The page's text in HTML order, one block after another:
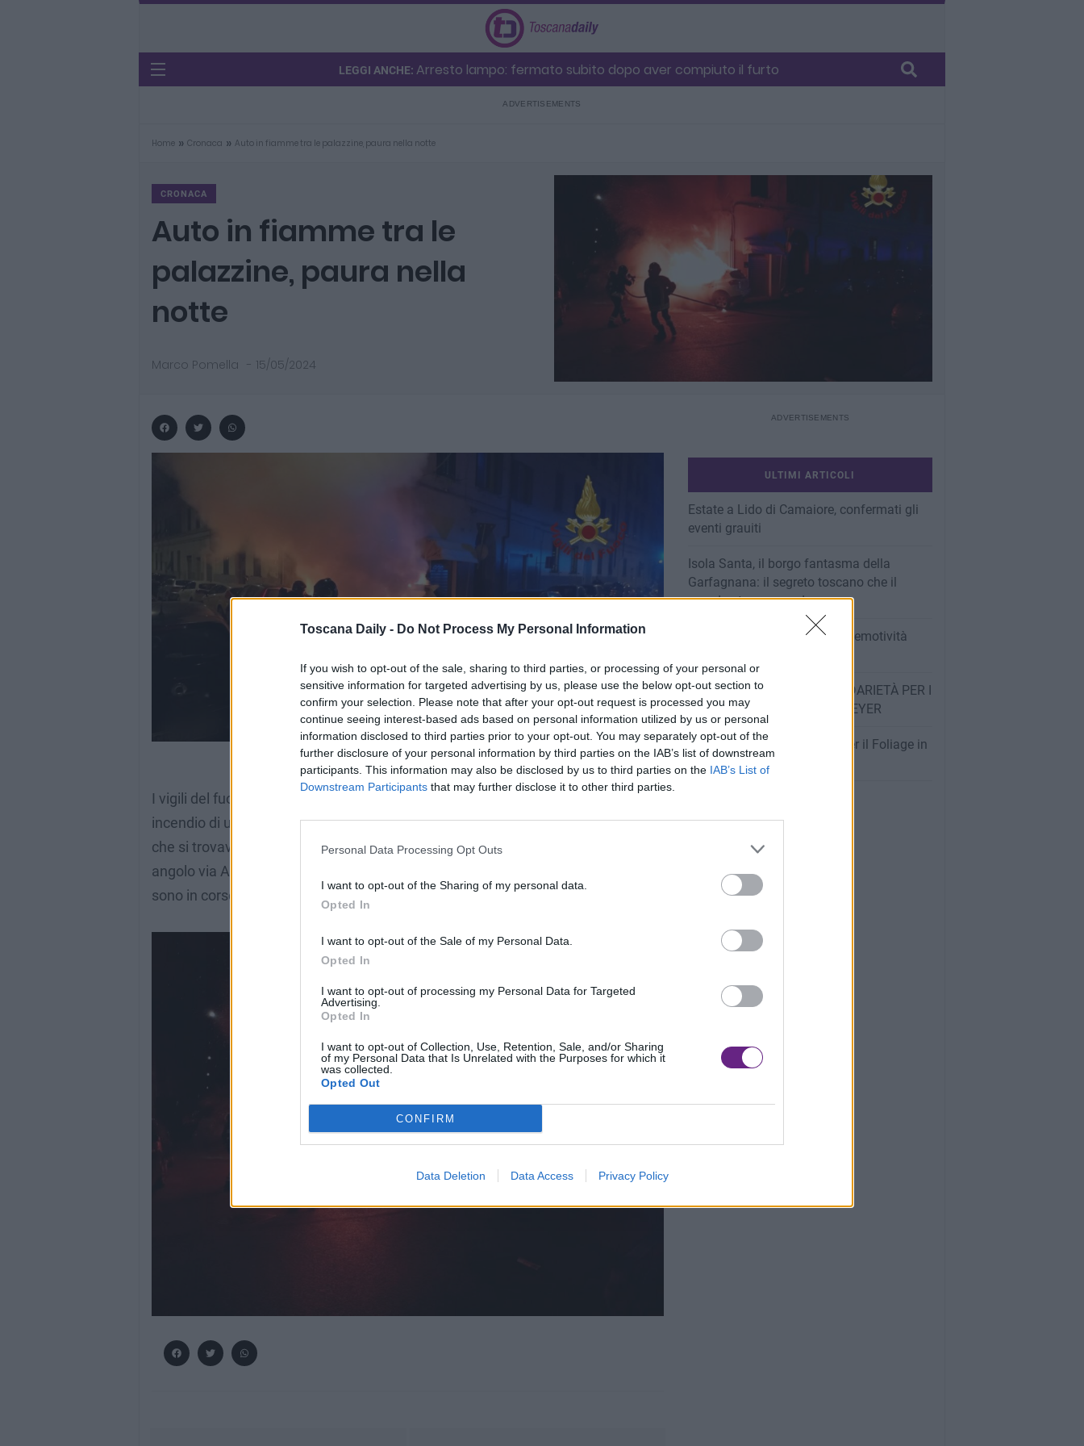
Toscana Daily - Do Not Process My Personal Information
If you wish to opt-out of the sale, sharing to third parties, or processing of your personal or
sensitive information for targeted advertising by us, please use the below opt-out section to
confirm your selection. Please note that after your opt-out request is processed you may
continue seeing interest-based ads based on personal information utilized by us or personal
information disclosed to third parties prior to your opt-out. You may separately opt-out of the
further disclosure of your personal information by third parties on the IAB’s list of downstream
participants. This information may also be disclosed by us to third parties on the IAB’s List of
Downstream Participants that may further disclose it to other third parties.
Personal Data Processing Opt Outs
I want to opt-out of the Sharing of my personal data.
Opted In
I want to opt-out of the Sale of my Personal Data.
Opted In
I want to opt-out of processing my Personal Data for Targeted
Advertising.
Opted In
I want to opt-out of Collection, Use, Retention, Sale, and/or Sharing
of my Personal Data that Is Unrelated with the Purposes for which it
was collected.
Opted Out
CONFIRM
Data Deletion Data Access Privacy Policy
LEGGI ANCHE: Arresto lampo: fermato subito dopo aver compiuto il furto
Home » Cronaca » Auto in fiamme tra le palazzine, paura nella notte
CRONACA
Auto in fiamme tra le
palazzine, paura nella
notte
Marco Pomella - 15/05/2024
I vigili del fuoco del comando di Livorno sono intervenuti intorno alle 3.30 per un
incendio di un’autovettura tra i palazzi. Le fiamme hanno poi coinvolto altre due
che si trovavano nelle vicinanze. L’incendio è avvenuto a Livorno in via del Leone
angolo via Adriana. Non risultano persone coinvolte, mentre le cause del rogo
sono in corso di accertamento.
ULTIMI ARTICOLI
Estate a Lido di Camaiore, confermati gli
eventi grauiti
Isola Santa, il borgo fantasma della
Garfagnana: il segreto toscano che il
mondo sta scoprendo
Investimenti: tenere lontana l’emotività
BISTROT BUONIAMICI, SOLIDARIETÀ PER I
BAMBINI DELL’OSPEDALE MEYER
I 7 Luoghi Più Spettacolari per il Foliage in
Toscana: La Guida Completa